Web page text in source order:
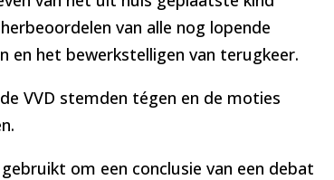
van alle nog lopende
en het bewerkstelligen van terugkeer.
de VVD stemden tégen en de moties
om een conclusie van een debat